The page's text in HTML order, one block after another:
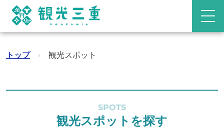
トップ › 観光スポット
SPOTS
観光スポットを探す